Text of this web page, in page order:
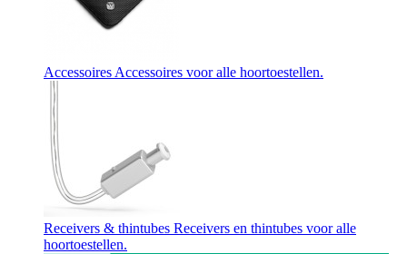
AccessoiresAccessoires voor alle hoortoestellen.
Receivers & thintubes Receivers en thintubes voor alle
hoortoestellen.